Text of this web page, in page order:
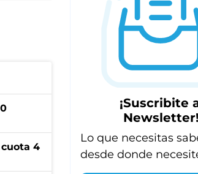
4
¡Suscribite
Newsletter!
Lo que necesitas
desde donde